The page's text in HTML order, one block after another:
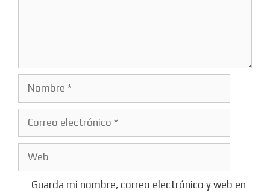
Nombre
Guarda mi nombre, correo electrónico y web en